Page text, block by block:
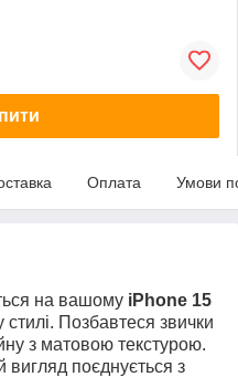
Оплата Умови
на вашому iPhone 15
Позбавтеся звички
з матовою текстурою.
вигляд поєднується з